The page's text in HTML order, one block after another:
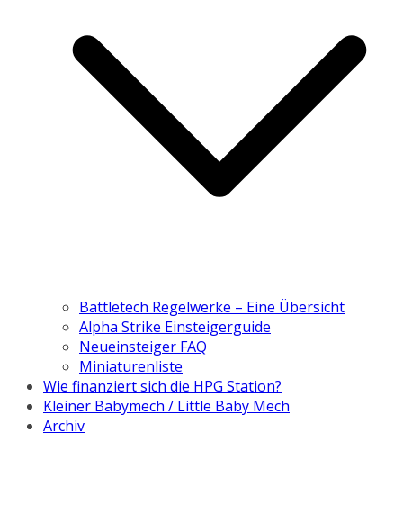
Battletech Regelwerke – Eine Übersicht
Alpha Strike Einsteigerguide
Neueinsteiger FAQ
Miniaturenliste
Wie finanziert sich die HPG Station?
Kleiner Babymech / Little Baby Mech
Archiv